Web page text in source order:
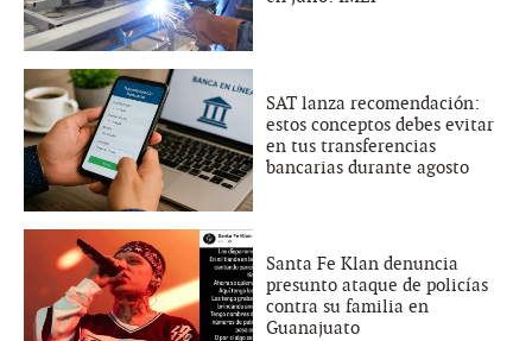
SAT lanza recomendación:
estos conceptos debes evitar
en tus transferencias
bancarias durante agosto
Santa Fe Klan denuncia
presunto ataque de policías
contra su familia en
Guanajuato